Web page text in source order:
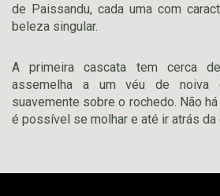
de Paissandu, cada uma com
beleza singular.
A primeira cascata tem cerca
assemelha a um véu de noiva
suavemente sobre o rochedo. Não
é possível se molhar e até ir atrás da